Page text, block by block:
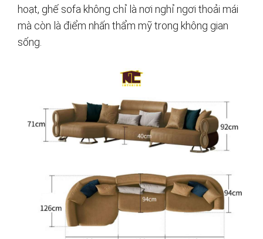
hoạt, ghế sofa không chỉ là nơi nghỉ ngơi thoải mái
mà còn là điểm nhấn thẩm mỹ trong không gian
sống.